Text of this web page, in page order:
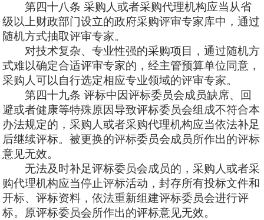
第四十八条 采购人或者采购代理机构应当从省
级以上财政部门设立的政府采购评审专家库中，通过
随机方式抽取评审专家。
对技术复杂、专业性强的采购项目，通过随机方
式难以确定合适评审专家的，经主管预算单位同意，
采购人可以自行选定相应专业领域的评审专家。
第四十九条 评标中因评标委员会成员缺席、回
避或者健康等特殊原因导致评标委员会组成不符合本
办法规定的，采购人或者采购代理机构应当依法补足
后继续评标。被更换的评标委员会成员所作出的评标
意见无效。
无法及时补足评标委员会成员的，采购人或者采
购代理机构应当停止评标活动，封存所有投标文件和
开标、评标资料，依法重新组建评标委员会进行评
标。原评标委员会所作出的评标意见无效。